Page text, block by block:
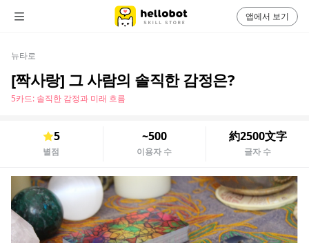
뉴타로
[짝사랑] 그 사람의 솔직한 감정은?
5카드: 솔직한 감정과 미래 흐름
5
별점
~500
이용자 수
約2500文字
글자 수
앱에서 보기